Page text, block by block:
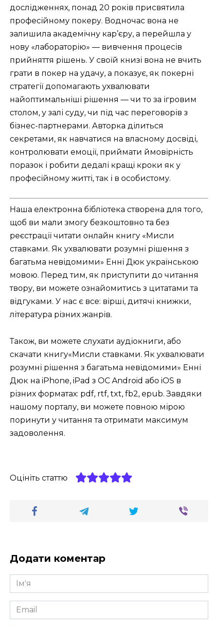
дослідженнях, понад 20 років присвятила
професійному покеру. Водночас вона не
залишила академічну кар’єру, а перейшла у
нову «лабораторію» — вивчення процесів
прийняття рішень. У своїй книзі вона не вчить
грати в покер на удачу, а показує, як покерні
стратегії допомагають ухвалювати
найоптимальніші рішення — чи то за ігровим
столом, у залі суду, чи під час переговорів з
бізнес-партнерами. Авторка ділиться
секретами, як навчатися на власному досвіді,
контролювати емоції, приймати ймовірність
поразок і робити дедалі кращі кроки як у
професійному житті, так і в особистому.
Наша електронна бібліотека створена для того,
щоб ви мали змогу безкоштовно та без
реєстрації читати онлайн книгу «Мисли
ставками. Як ухвалювати розумні рішення з
багатьма невідомими» Енні Дюк українською
мовою. Перед тим, як приступити до читання
твору, ви можете ознайомитись з цитатами та
відгуками. У нас є все: вірші, дитячі книжки,
література різних жанрів.
Також, ви можете слухати аудіокниги, або
скачати книгу«Мисли ставками. Як ухвалювати
розумні рішення з багатьма невідомими» Енні
Дюк на iPhone, iPad з ОС Android або iOS в
різних форматах: pdf, rtf, txt, fb2, epub. Завдяки
нашому порталу, ви можете повною мірою
поринути у читання та отримати максимум
задоволення.
Оцініть статтю
Додати коментар
Ім'я
*
Email
*